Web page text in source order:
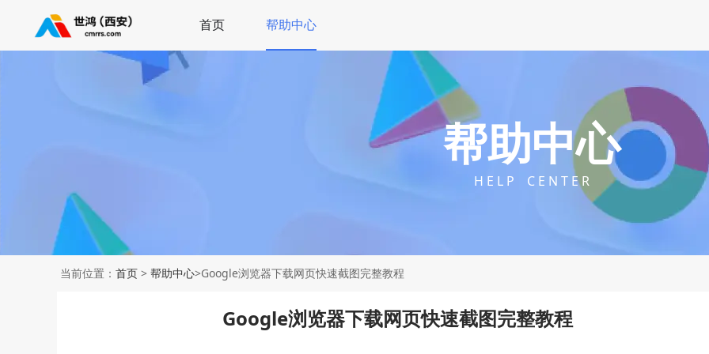
首页 帮助中心
帮助中心
H E L P C E N T E R
当前位置： 首页 > 帮助中心>Google浏览器下载网页快速截图完整教程
Google浏览器下载网页快速截图完整教程